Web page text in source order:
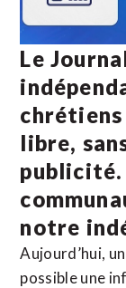
Le
chrétiens
libre,
publicité.
notre
Aujourd’hui,
possible une